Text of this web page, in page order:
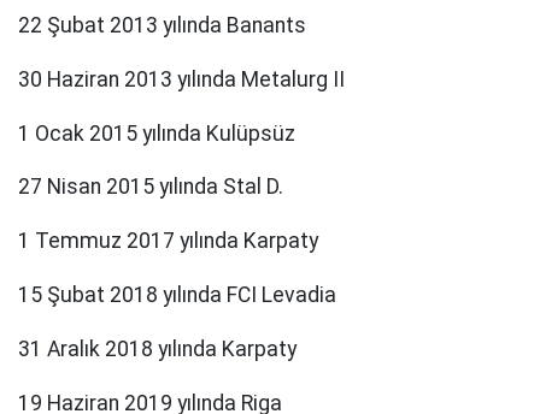
22 Şubat 2013 yılında Banants
30 Haziran 2013 yılında Metalurg II
1 Ocak 2015 yılında Kulüpsüz
27 Nisan 2015 yılında Stal D.
1 Temmuz 2017 yılında Karpaty
15 Şubat 2018 yılında FCI Levadia
31 Aralık 2018 yılında Karpaty
19 Haziran 2019 yılında Riga